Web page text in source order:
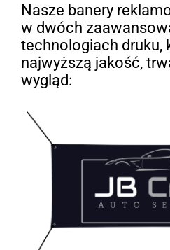
Nasze banery
w dwóch
technologiach druku,
najwyższą jakość,
wygląd: